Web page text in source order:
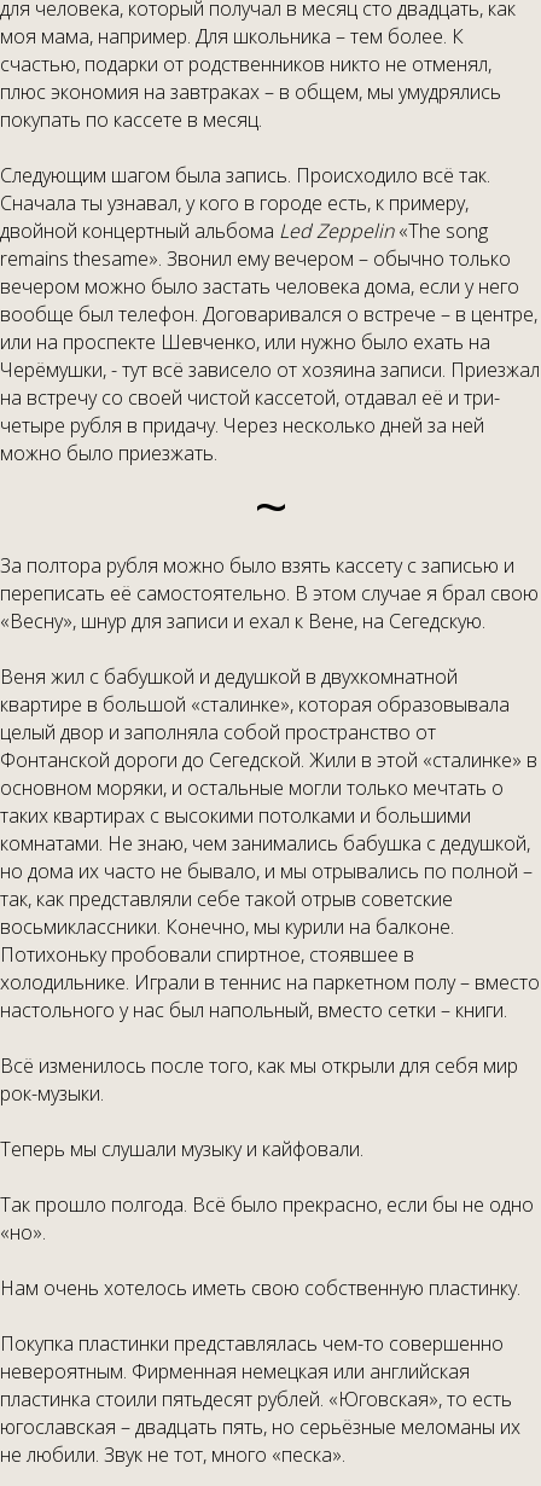
для человека, который получал в месяц сто двадцать, как
моя мама, например. Для школьника – тем более. К
счастью, подарки от родственников никто не отменял,
плюс экономия на завтраках – в общем, мы умудрялись
покупать по кассете в месяц.
Следующим шагом была запись. Происходило всё так.
Сначала ты узнавал, у кого в городе есть, к примеру,
двойной концертный альбома LedZeppelin«The song
remains thesame». Звонил ему вечером – обычно только
вечером можно было застать человека дома, если у него
вообще был телефон. Договаривался о встрече – в центре,
или на проспекте Шевченко, или нужно было ехать на
Черёмушки, - тут всё зависело от хозяина записи. Приезжал
на встречу со своей чистой кассетой, отдавал её и три-
четыре рубля в придачу. Через несколько дней за ней
можно было приезжать.
~
За полтора рубля можно было взять кассету с записью и
переписать её самостоятельно. В этом случае я брал свою
«Весну», шнур для записи и ехал к Вене, на Сегедскую.
Веня жил с бабушкой и дедушкой в двухкомнатной
квартире в большой «сталинке», которая образовывала
целый двор и заполняла собой пространство от
Фонтанской дороги до Сегедской. Жили в этой «сталинке» в
основном моряки, и остальные могли только мечтать о
таких квартирах с высокими потолками и большими
комнатами. Не знаю, чем занимались бабушка с дедушкой,
но дома их часто не бывало, и мы отрывались по полной –
так, как представляли себе такой отрыв советские
восьмиклассники. Конечно, мы курили на балконе.
Потихоньку пробовали спиртное, стоявшее в
холодильнике. Играли в теннис на паркетном полу – вместо
настольного у нас был напольный, вместо сетки – книги.
Всё изменилось после того, как мы открыли для себя мир
рок-музыки.
Теперь мы слушали музыку и кайфовали.
Так прошло полгода. Всё было прекрасно, если бы не одно
«но».
Нам очень хотелось иметь свою собственную пластинку.
Покупка пластинки представлялась чем-то совершенно
невероятным. Фирменная немецкая или английская
пластинка стоили пятьдесят рублей. «Юговская», то есть
югославская – двадцать пять, но серьёзные меломаны их
не любили. Звук не тот, много «песка».